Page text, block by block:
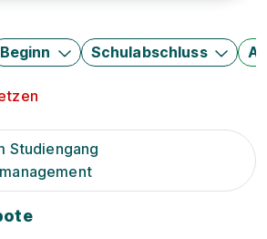
Beginn Schulabschluss
Studiengang